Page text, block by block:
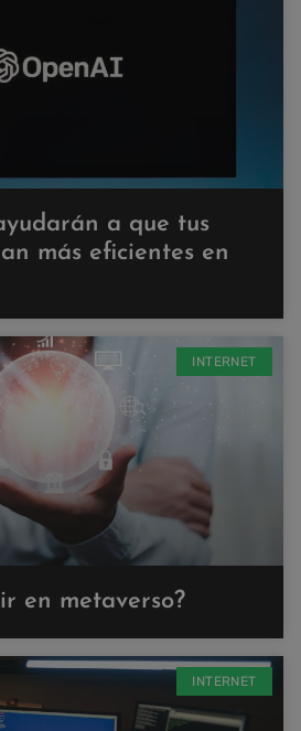
a que tus
más eficientes en
INTERNET
en metaverso?
INTERNET